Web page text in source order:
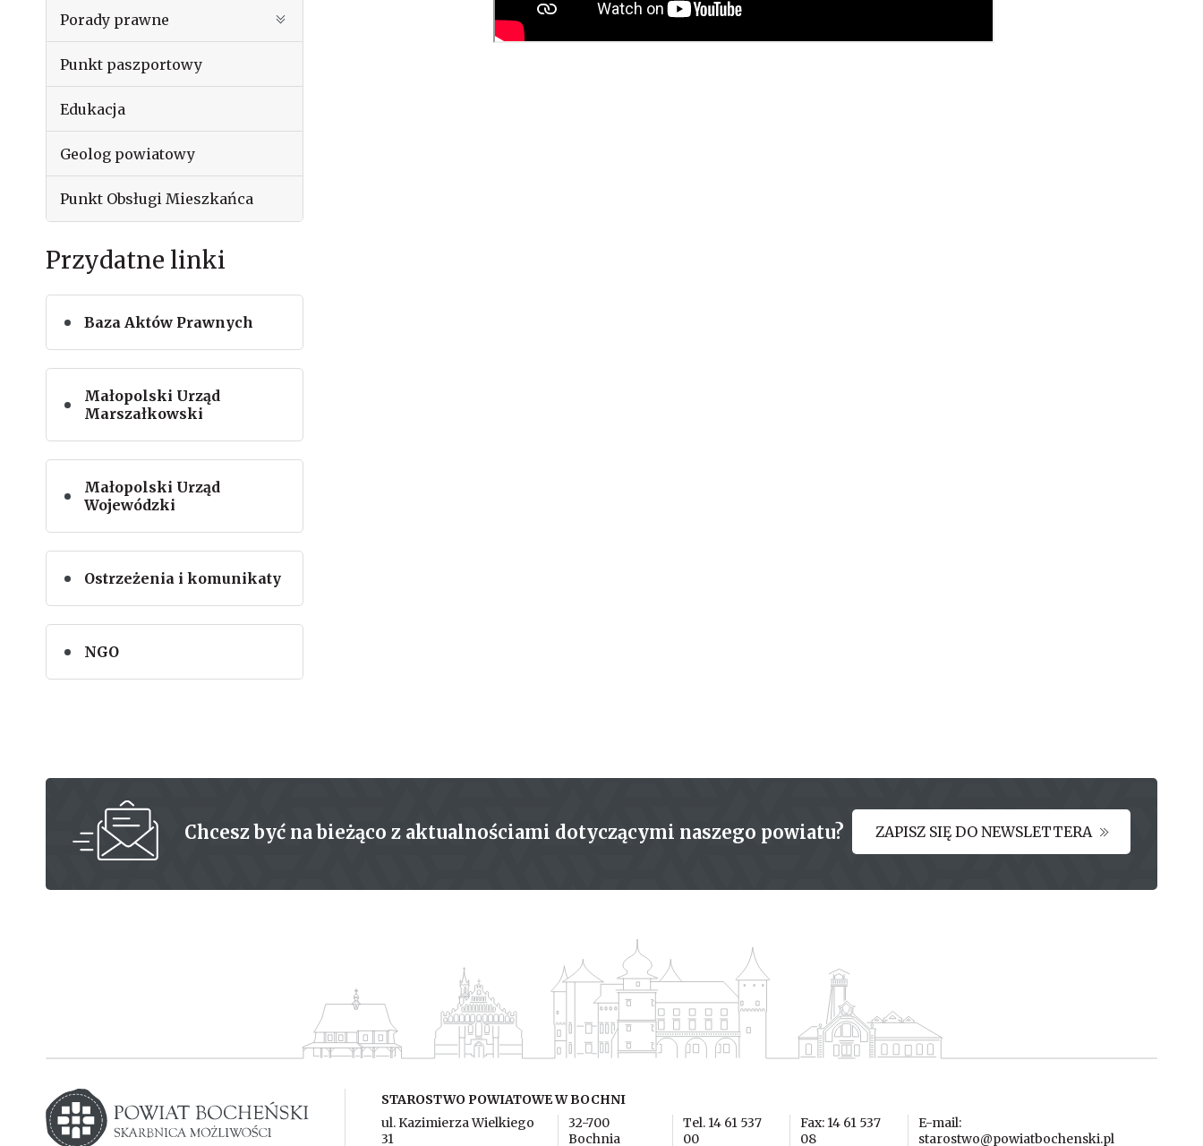
Porady prawne
Punkt paszportowy
Edukacja
Geolog powiatowy
Punkt Obsługi Mieszkańca
Przydatne linki
Baza Aktów Prawnych
Małopolski Urząd
Marszałkowski
Małopolski Urząd
Wojewódzki
Ostrzeżenia i komunikaty
NGO
Chcesz być na bieżąco z aktualnościami dotyczącymi naszego powiatu? ZAPISZ SIĘ DO NEWSLETTERA
Starostwo powiatowe w Bochni
STAROSTWO POWIATOWE W BOCHNI
ul. Kazimierza Wielkiego
31
32-700
Bochnia
Tel. 14 61 537
00
Fax: 14 61 537
08
E-mail:
starostwo@powiatbochenski.pl